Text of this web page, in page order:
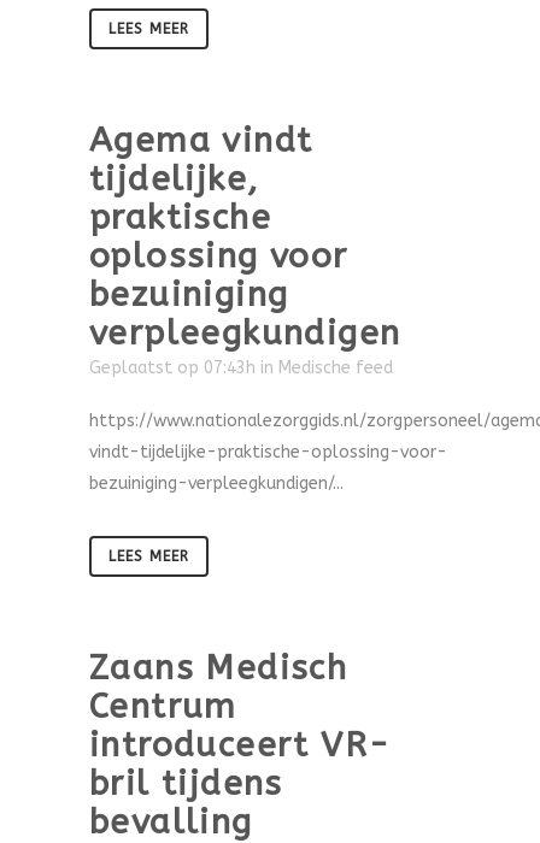
LEES MEER
Agema vindt
tijdelijke,
praktische
oplossing voor
bezuiniging
verpleegkundigen
Geplaatst op 07:43h in Medische feed
https://www.nationalezorggids.nl/zorgpersoneel/
vindt-tijdelijke-praktische-oplossing-voor-
bezuiniging-verpleegkundigen/...
LEES MEER
Zaans Medisch
Centrum
introduceert VR-
bril tijdens
bevalling